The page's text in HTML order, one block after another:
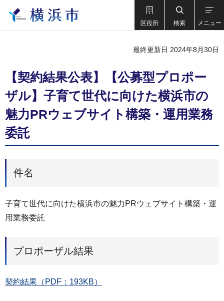
区役所 検索 メニュー
最終更新日 2024年8月30日
【契約結果公表】【公募型プロポー
ザル】子育て世代に向けた横浜市の
魅力PRウェブサイト構築・運用業務
委託
件名
子育て世代に向けた横浜市の魅力PRウェブサイト構築・運
用業務委託
プロポーザル結果
契約結果（PDF：193KB）